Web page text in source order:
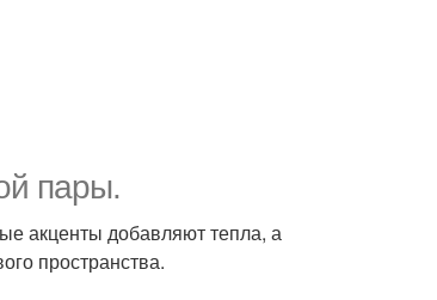
пары.
акценты добавляют тепла, а
пространства.